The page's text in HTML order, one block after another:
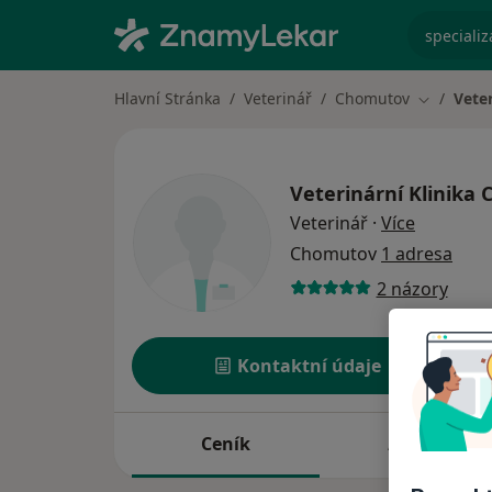
Hlavní Stránka Veterinář Chomutov Změna
Veterinární Klinika
Veterinář · Více
Chomutov 1 adresa
2 názory
Kontaktní údaje
Ceník Adresy